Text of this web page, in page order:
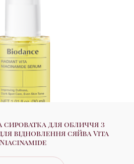
сироватка для обличчя з
відновлення сяйва Vita
Niacinamide